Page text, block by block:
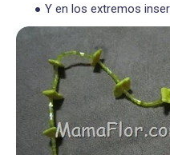
Y en los extremos